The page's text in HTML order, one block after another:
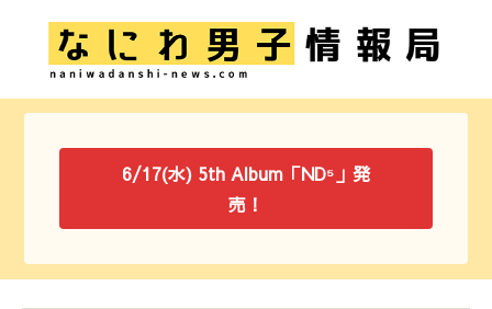
6/17(水) 5th Album「ND⁵」発
売！